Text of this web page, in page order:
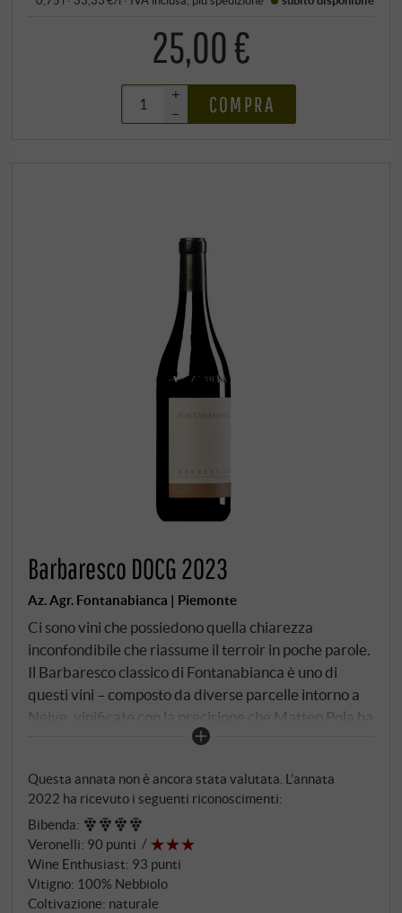
25,00 €
+
–
COMPRA
Barbaresco DOCG 2023
Az. Agr. Fontanabianca | Piemonte
Ci sono vini che possiedono quella chiarezza
inconfondibile che riassume il terroir in poche parole.
Il Barbaresco classico di Fontanabianca è uno di
questi vini – composto da diverse parcelle intorno a
Neive, vinificate con la precisione che Matteo Pola ha
fatto diventare la filosofia della casa nella terza
Serraboella esprimono le caratteristiche specifiche
dei loro cru, questo Barbaresco dipinge un quadro
più ampio: 5,5 ettari sui terreni calcareo-argillosi
tipici del comune, a 300 metri sul livello del mare,
dove il Nebbiolo sviluppa da generazioni l'eleganza
che Neive rappresenta nel mondo del Barbaresco.
Questa annata non è ancora stata valutata. L’annata
2022 ha ricevuto i seguenti riconoscimenti:
Bibenda:
Veronelli: 90 punti
Wine Enthusiast: 93 punti
Vitigno: 100% Nebbiolo
Coltivazione: naturale